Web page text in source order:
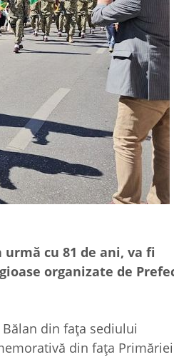
cu 81 de ani, va fi
organizate de
din faţa sediului
din faţa Primăriei